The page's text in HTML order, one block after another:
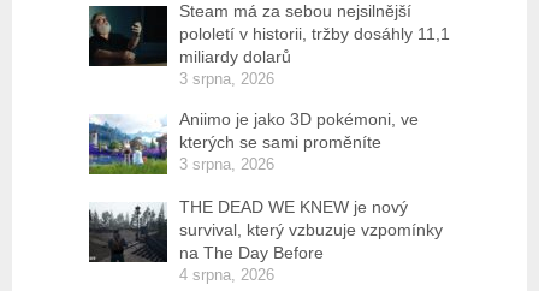
Steam má za sebou nejsilnější
pololetí v historii, tržby dosáhly 11,1
miliardy dolarů
3 srpna, 2026
Aniimo je jako 3D pokémoni, ve
kterých se sami proměníte
3 srpna, 2026
THE DEAD WE KNEW je nový
survival, který vzbuzuje vzpomínky
na The Day Before
4 srpna, 2026